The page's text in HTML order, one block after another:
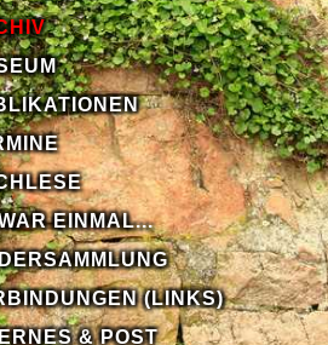
EINMAL...
(LINKS)
& POST